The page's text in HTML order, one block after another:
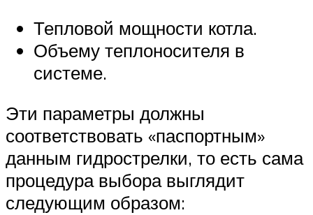
Тепловой мощности котла.
Объему теплоносителя в
системе.
Эти параметры должны
соответствовать «паспортным»
данным гидрострелки, то есть сама
процедура выбора выглядит
следующим образом: